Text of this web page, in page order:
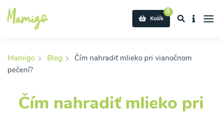
0
Košík
Mamigo Blog
Čím nahradiť mlieko pri vianočnom
pečení?
Čím nahradiť mlieko pri